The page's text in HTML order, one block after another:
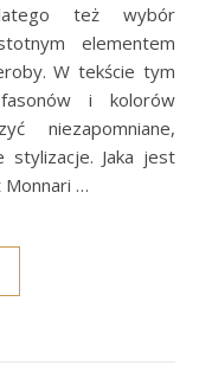
też wybór
elementem
W tekście tym
i kolorów
niezapomniane,
stylizacje. Jaka jest
Monnari …